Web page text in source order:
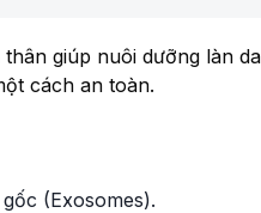
giúp nuôi dưỡng làn
cách an toàn.
(Exosomes).